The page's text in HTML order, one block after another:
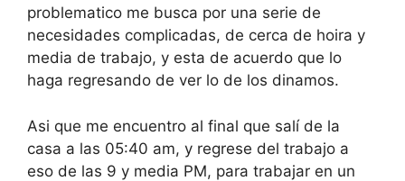
problematico me busca por una serie de
necesidades complicadas, de cerca de hoira y
media de trabajo, y esta de acuerdo que lo
haga regresando de ver lo de los dinamos.
Asi que me encuentro al final que salí de la
casa a las 05:40 am, y regrese del trabajo a
eso de las 9 y media PM, para trabajar en un